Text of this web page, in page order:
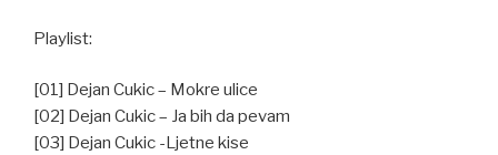
Playlist:
[01] Dejan Cukic – Mokre ulice
[02] Dejan Cukic – Ja bih da pevam
[03] Dejan Cukic -Ljetne kise